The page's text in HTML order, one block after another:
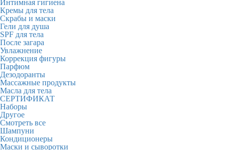
Интимная гигиена
Кремы для тела
Скрабы и маски
Гели для душа
SPF для тела
После загара
Увлажнение
Коррекция фигуры
Парфюм
Дезодоранты
Массажные продукты
Масла для тела
СЕРТИФИКАТ
Наборы
Другое
Смотреть все
Шампуни
Кондиционеры
Маски и сыворотки